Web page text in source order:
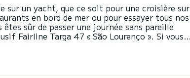
sur un yacht, que ce soit pour une croisière sur
en bord de mer ou pour essayer tous nos
sûr de passer une journée sans pareille
Fairline Targa 47 « São Lourenço ». Si vous
être la partie la plus mémorable des